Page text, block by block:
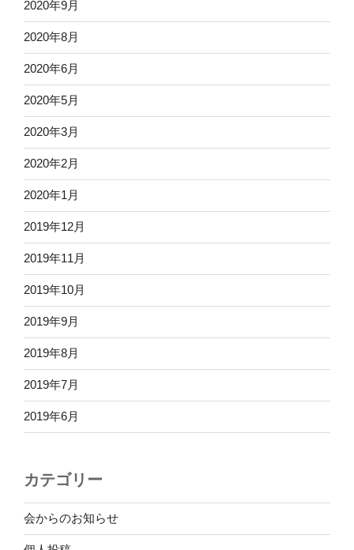
2020年9月
2020年8月
2020年6月
2020年5月
2020年3月
2020年2月
2020年1月
2019年12月
2019年11月
2019年10月
2019年9月
2019年8月
2019年7月
2019年6月
カテゴリー
会からのお知らせ